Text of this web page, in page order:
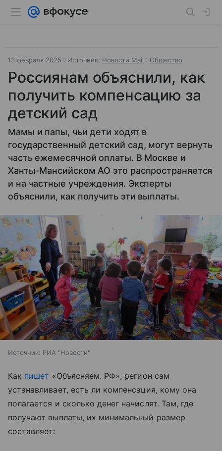
13 февраля 2025 Источник: Новости Mail Общество
Россиянам объяснили, как
получить компенсацию за
детский сад
Мамы и папы, чьи дети ходят в
государственный детский сад, могут вернуть
часть ежемесячной оплаты. В Москве и
Ханты-Мансийском АО это распространяется
и на частные учреждения. Эксперты
объяснили, как получить эти выплаты.
Источник: РИА "Новости"
Как пишет «Объясняем. РФ», регион сам
устанавливает, есть ли компенсация, кому она
полагается и сколько денег начислят. Там, где
получают выплаты, их минимальный размер
составляет: